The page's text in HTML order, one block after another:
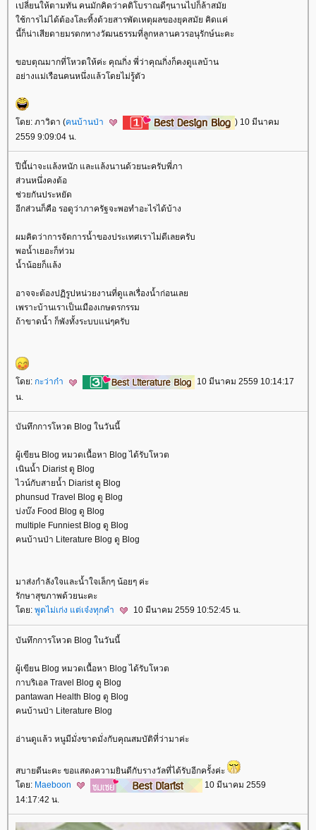
เปลี่ยนให้ตามทัน คนมักคิดว่าคติโบราณดีๆนานไปก็ล้าสมั
ช้การไม่ได้ต้องโละทิ้งด้วยสารพัดเหตุผลของยุคสมัย คิดแค่
นี้ก็น่าเสียดายมรดกทางวัฒนธรรมที่ลูกหลานควรอนุรักษ์นะคะ
ขอบตุณมากที่โหวตให้ค่ะ คุณกิ่ง พี่ว่าคุณกิ่งก็คงดูแลบ้าน
อย่างแม่เรือนคนหนึ่งแล้วโดยไม่รู้ตัว
ดย: ภาวิดา (คนบ้านป่า
) 10 มีนาคม
2559 9:09:04 น.
ปีนี้น่าจะแล้งหนัก และแล้งนานด้วยนะครับพี่ภา
ส่วนหนึ่งคงต้อ
ช่วยกันประหยัด
อีกส่วนก็คือ รอดูว่าภาครัฐจะพอทำอะไรได้บ้าง
ผมคิดว่าการจัดการน้ำของประเทศเราไม่ดีเลยครับ
พอน้ำเยอะก็ท่วม
น้ำน้อยก็แล้ง
อาจจะต้องปฏิรูปหน่วยงานที่ดูแลเรื่องน้ำก่อนเล
เพราะบ้านเราเป็นเมืองเกษตรกรรม
ถ้าขาดน้ำ ก็พังทั้งระบบแน่ๆครับ
ดย: กะว่าก๋า
10 มีนาคม 2559 10:14:17
น.
บันทึกการโหวต Blog ในวันนี้
ผู้เขียน Blog หมวดเนื้อหา Blog ได้รับโหวต
เนินน้ำ Diarist ดู Blog
ไวน์กับสายน้ำ Diarist ดู Blog
phunsud Travel Blog ดู Blog
บ่งบ๊ง Food Blog ดู Blog
multiple Funniest Blog ดู Blog
คนบ้านป่า Literature Blog ดู Blog
มาส่งกำลังใจและน้ำใจเล็กๆ น้อยๆ ค่ะ
รักษาสุขภาพด้วยนะคะ
ดย: พูดไม่เก่ง แต่เจ๋งทุกคำ 10 มีนาคม 2559 10:52:45 น.
บันทึกการโหวต Blog ในวันนี้
ผู้เขียน Blog หมวดเนื้อหา Blog ได้รับโหวต
กาบริเอล Travel Blog ดู Blog
pantawan Health Blog ดู Blog
คนบ้านป่า Literature Blog
อ่านดูแล้ว หนูมีมั่งขาดมั่งกับคุณสมบัติที่ว่ามาค่ะ
สบายดีนะคะ ขอแสดงความยินดีกับรางวัลที่ได้รับอีกครั้งค่ะ
ดย: Maeboon
10 มีนาคม 2559
14:17:42 น.